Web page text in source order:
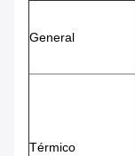
General
Térmico